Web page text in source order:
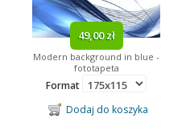
49,00 zł
Modern background in blue -
fototapeta
Format
Dodaj do koszyka